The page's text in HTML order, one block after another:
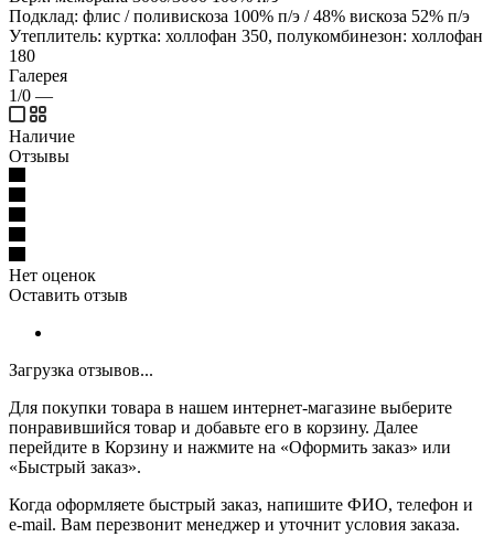
Подклад: флис / поливискоза 100% п/э / 48% вискоза 52% п/э
Утеплитель: куртка: холлофан 350, полукомбинезон: холлофан
180
Галерея
1/0 —
Наличие
Отзывы
Нет оценок
Оставить отзыв
Загрузка отзывов...
Для покупки товара в нашем интернет-магазине выберите
понравившийся товар и добавьте его в корзину. Далее
перейдите в Корзину и нажмите на «Оформить заказ» или
«Быстрый заказ».
Когда оформляете быстрый заказ, напишите ФИО, телефон и
e-mail. Вам перезвонит менеджер и уточнит условия заказа.